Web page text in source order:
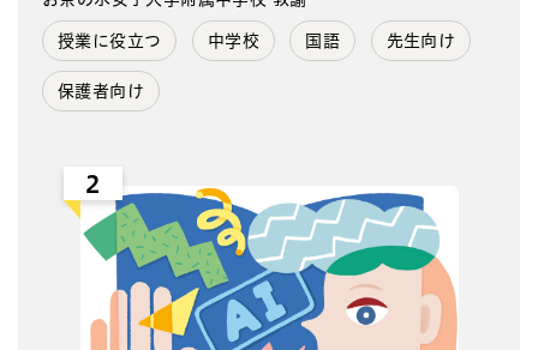
授業に役立つ 中学校 国語 先生向け
保護者向け
2